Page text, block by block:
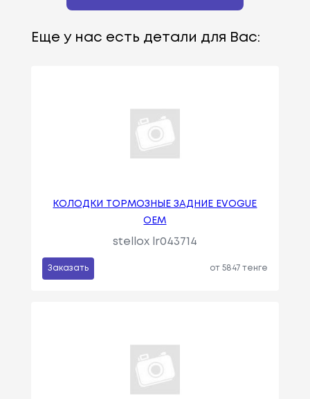
Еще у нас есть детали для Вас:
КОЛОДКИ ТОРМОЗНЫЕ ЗАДНИЕ EVOGUE
OEM
stellox lr043714
Заказать от 5847 тенге